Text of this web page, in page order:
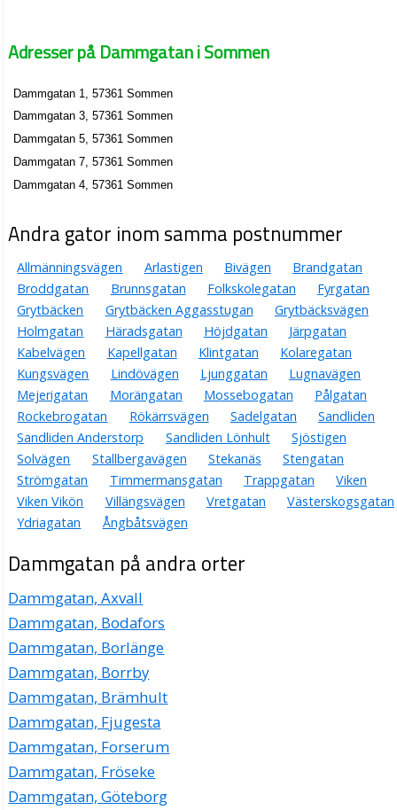
Adresser på Dammgatan i Sommen
Dammgatan 1, 57361 Sommen
Dammgatan 3, 57361 Sommen
Dammgatan 5, 57361 Sommen
Dammgatan 7, 57361 Sommen
Dammgatan 4, 57361 Sommen
Andra gator inom samma postnummer
Allmänningsvägen Arlastigen Bivägen
Brandgatan
Broddgatan
Brunnsgatan Folkskolegatan
Fyrgatan
Grytbäcken
Grytbäcken Aggasstugan
Grytbäcksvägen
Holmgatan
Häradsgatan Höjdgatan
Järpgatan
Kabelvägen
Kapellgatan Klintgatan
Kolaregatan
Kungsvägen
Lindövägen Ljunggatan
Lugnavägen
Mejerigatan
Morängatan Mossebogatan
Pålgatan
Rockebrogatan
Rökärrsvägen Sadelgatan
Sandliden
Sandliden Anderstorp
Sandliden Lönhult
Sjöstigen
Solvägen
Stallbergavägen Stekanäs
Stengatan
Strömgatan
Timmermansgatan Trappgatan
Viken
Viken Vikön
Villängsvägen Vretgatan
Västerskogsgatan
Ydriagatan
Ångbåtsvägen
Dammgatan på andra orter
Dammgatan, Axvall
Dammgatan, Bodafors
Dammgatan, Borlänge
Dammgatan, Borrby
Dammgatan, Brämhult
Dammgatan, Fjugesta
Dammgatan, Forserum
Dammgatan, Fröseke
Dammgatan, Göteborg